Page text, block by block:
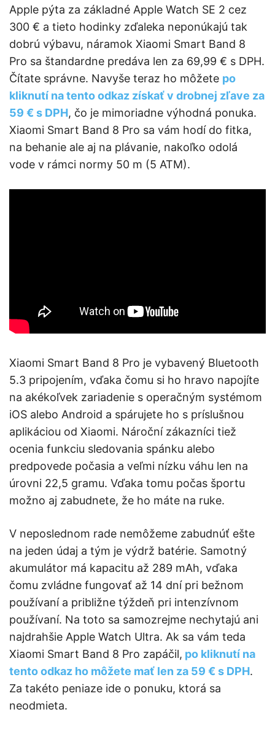
Apple pýta za základné Apple Watch SE 2 cez
300 € a tieto hodinky zďaleka neponúkajú tak
dobrú výbavu, náramok Xiaomi Smart Band 8
Pro sa štandardne predáva len za 69,99 € s DPH.
Čítate správne. Navyše teraz ho môžete po
kliknutí na tento odkaz získať v drobnej zľave za
59 € s DPH, čo je mimoriadne výhodná ponuka.
Xiaomi Smart Band 8 Pro sa vám hodí do fitka,
na behanie ale aj na plávanie, nakoľko odolá
vode v rámci normy 50 m (5 ATM).
Xiaomi Smart Band 8 Pro je vybavený Bluetooth
5.3 pripojením, vďaka čomu si ho hravo napojíte
na akékoľvek zariadenie s operačným systémom
iOS alebo Android a spárujete ho s príslušnou
aplikáciou od Xiaomi. Nároční zákazníci tiež
ocenia funkciu sledovania spánku alebo
predpovede počasia a veľmi nízku váhu len na
úrovni 22,5 gramu. Vďaka tomu počas športu
možno aj zabudnete, že ho máte na ruke.
V neposlednom rade nemôžeme zabudnúť ešte
na jeden údaj a tým je výdrž batérie. Samotný
akumulátor má kapacitu až 289 mAh, vďaka
čomu zvládne fungovať až 14 dní pri bežnom
používaní a približne týždeň pri intenzívnom
používaní. Na toto sa samozrejme nechytajú ani
najdrahšie Apple Watch Ultra. Ak sa vám teda
Xiaomi Smart Band 8 Pro zapáčil, po kliknutí na
tento odkaz ho môžete mať len za 59 € s DPH.
Za takéto peniaze ide o ponuku, ktorá sa
neodmieta.